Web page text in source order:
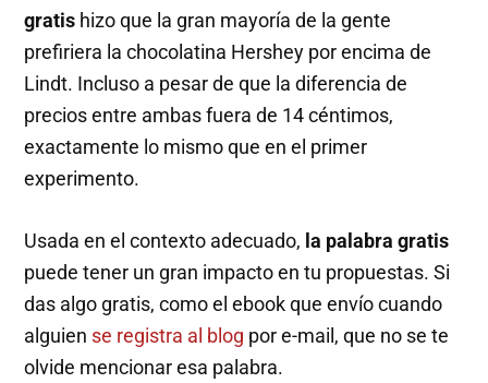
gratis hizo que la gran mayoría de la gente
prefiriera la chocolatina Hershey por encima de
Lindt. Incluso a pesar de que la diferencia de
precios entre ambas fuera de 14 céntimos,
exactamente lo mismo que en el primer
experimento.
Usada en el contexto adecuado, la palabra gratis
puede tener un gran impacto en tu propuestas. Si
das algo gratis, como el ebook que envío cuando
alguien se registra al blog por e-mail, que no se te
olvide mencionar esa palabra.